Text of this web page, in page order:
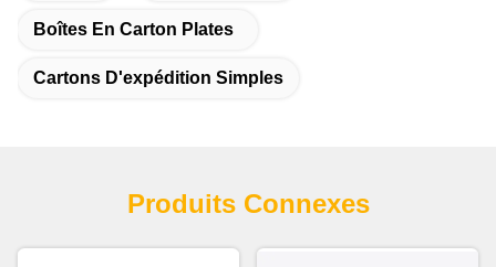
Boîtes En Carton Plates
Cartons D'expédition Simples
Produits Connexes